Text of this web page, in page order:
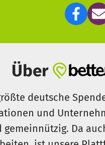
Über
deutsche
und
Da